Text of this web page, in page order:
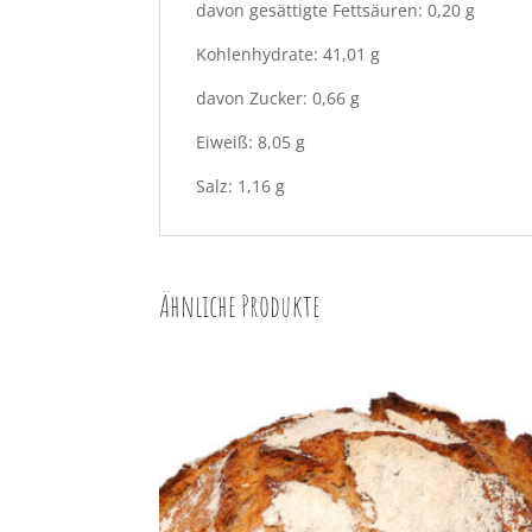
davon gesättigte Fettsäuren: 0,20 g
Kohlenhydrate: 41,01 g
davon Zucker: 0,66 g
Eiweiß: 8,05 g
Salz: 1,16 g
Ähnliche Produkte